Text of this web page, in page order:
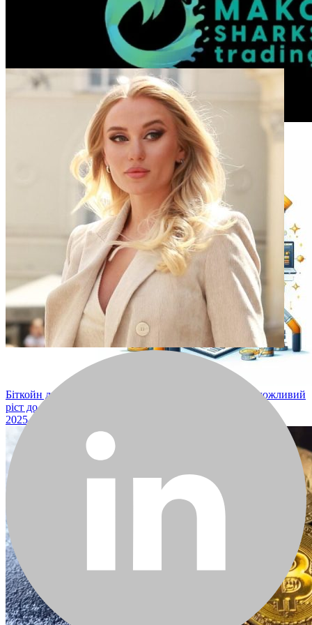
Тижневий технічний аналіз BTC від Mako Sharks
Біткойн досяг нового історичного максимуму — чи можливий
ріст до 120 тис. доларів?
2025-10-13